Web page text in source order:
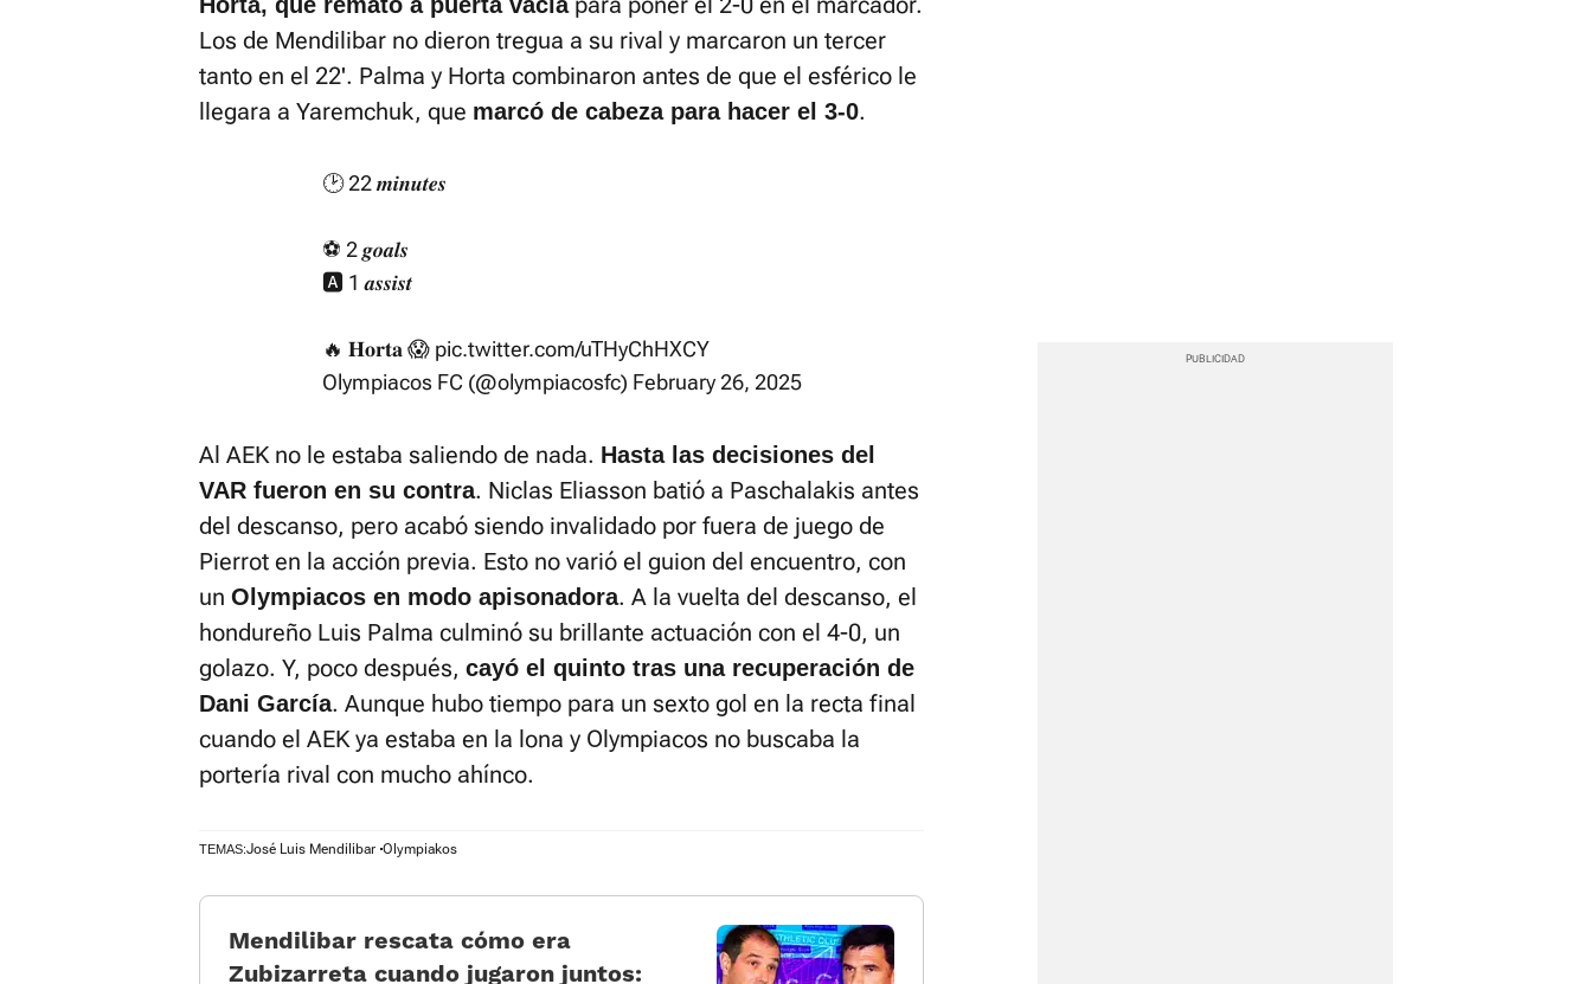
Los de Mendilibar no dieron tregua a su rival y marcaron un tercer
tanto en el 22'. Palma y Horta combinaron antes de que el esférico le
llegara a Yaremchuk, que marcó de cabeza para hacer el 3-0.
🕑 22 𝒎𝒊𝒏𝒖𝒕𝒆𝒔
⚽️ 2 𝒈𝒐𝒂𝒍𝒔
🅰️ 1 𝒂𝒔𝒔𝒊𝒔𝒕
🔥 𝐇𝐨𝐫𝐭𝐚 😱 pic.twitter.com/uTHyChHXCY
Olympiacos FC (@olympiacosfc) February 26, 2025
Al AEK no le estaba saliendo de nada. Hasta las decisiones del
VAR fueron en su contra. Niclas Eliasson batió a Paschalakis antes
del descanso, pero acabó siendo invalidado por fuera de juego de
Pierrot en la acción previa. Esto no varió el guion del encuentro, con
un Olympiacos en modo apisonadora. A la vuelta del descanso, el
hondureño Luis Palma culminó su brillante actuación con el 4-0, un
golazo. Y, poco después, cayó el quinto tras una recuperación de
Dani García. Aunque hubo tiempo para un sexto gol en la recta final
cuando el AEK ya estaba en la lona y Olympiacos no buscaba la
portería rival con mucho ahínco.
TEMAS:José Luis Mendilibar Olympiakos
Mendilibar rescata cómo era
Zubizarreta cuando jugaron juntos: